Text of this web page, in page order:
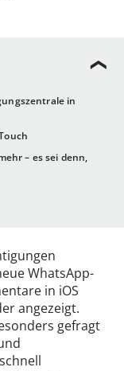
in
– es sei denn,
WhatsApp-
in iOS
angezeigt.
gefragt